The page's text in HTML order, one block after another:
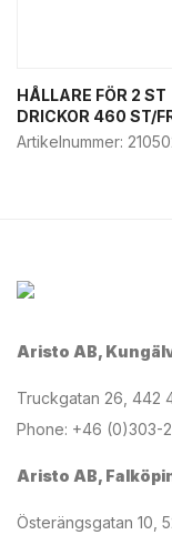
HÅLLARE FÖR 2 ST
DRICKOR 460 ST/
Artikelnummer:
Aristo AB,
Truckgatan 26, 442
Phone: +46 (0)303-
Aristo AB,
Österängsgatan 10,